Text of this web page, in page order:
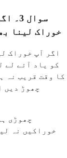
خوراک لینا
اگر آپ خوراک
کو یاد آئے لے
کا وقت قریب نہ
چھوڑ دیں
چھوڑی
خوراکیں نہ